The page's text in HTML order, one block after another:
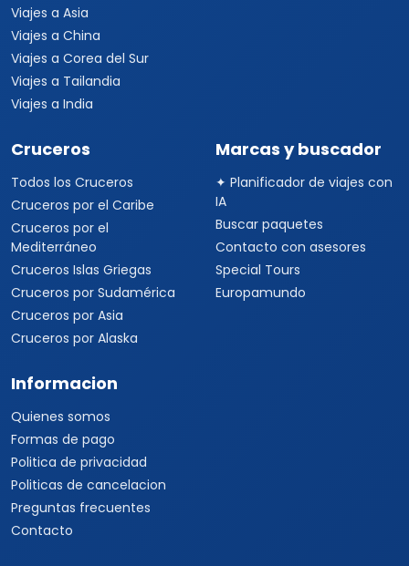
Viajes a Asia
Viajes a China
Viajes a Corea del Sur
Viajes a Tailandia
Viajes a India
Cruceros
Todos los Cruceros
Cruceros por el Caribe
Cruceros por el
Mediterráneo
Cruceros Islas Griegas
Cruceros por Sudamérica
Cruceros por Asia
Cruceros por Alaska
Marcas y buscador
✦ Planificador de viajes con
IA
Buscar paquetes
Contacto con asesores
Special Tours
Europamundo
Informacion
Quienes somos
Formas de pago
Politica de privacidad
Politicas de cancelacion
Preguntas frecuentes
Contacto